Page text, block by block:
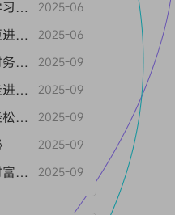
• 财务知识入门指南：开启财务学习之旅 2025-06
• 掌握财务知识入门指南，轻松迈进财务圈 2025-06
• 财务知识入门指南，开启你的财务之旅 2025-09
• 财务知识入门指南，助你快速走进财务世界 2025-09
• 财务知识入门指南，小白也能轻松上手 2025-09
2025-09
• 掌握财务知识入门指南，开启财富新视角 2025-09